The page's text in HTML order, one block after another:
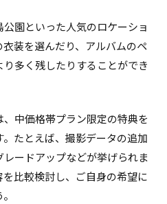
園といった人気のロケーショ
装を選んだり、アルバムのペ
多く残したりすることができ
中価格帯プラン限定の特典を
たとえば、撮影データの追加
ードアップなどが挙げられま
比較検討し、ご自身の希望に